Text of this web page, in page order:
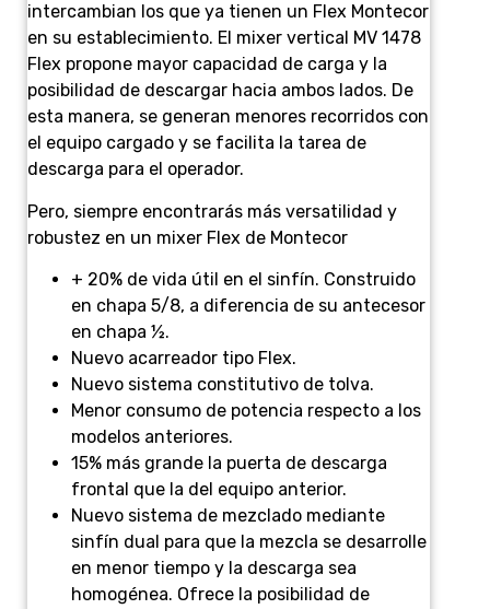
intercambian los que ya tienen un Flex Montecor
en su establecimiento. El mixer vertical MV 1478
Flex propone mayor capacidad de carga y la
posibilidad de descargar hacia ambos lados. De
esta manera, se generan menores recorridos con
el equipo cargado y se facilita la tarea de
descarga para el operador.
Pero, siempre encontrarás más versatilidad y
robustez en un mixer Flex de Montecor
+ 20% de vida útil en el sinfín. Construido
en chapa 5/8, a diferencia de su antecesor
en chapa ½.
Nuevo acarreador tipo Flex.
Nuevo sistema constitutivo de tolva.
Menor consumo de potencia respecto a los
modelos anteriores.
15% más grande la puerta de descarga
frontal que la del equipo anterior.
Nuevo sistema de mezclado mediante
sinfín dual para que la mezcla se desarrolle
en menor tiempo y la descarga sea
homogénea. Ofrece la posibilidad de